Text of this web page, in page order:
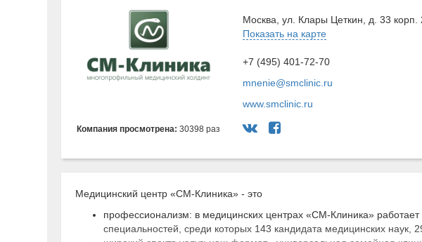
Компания просмотрена:30398 раз
Москва, ул. Клары Цеткин, д. 33 корп.
Показать на карте
+7 (495) 401-72-70
mnenie@smclinic.ru
www.smclinic.ru
Медицинский центр «СМ-Клиника» - это
профессионализм: в медицинских центрах «СМ-Клиника»
специальностей, среди которых 143 кандидата медицинских наук,